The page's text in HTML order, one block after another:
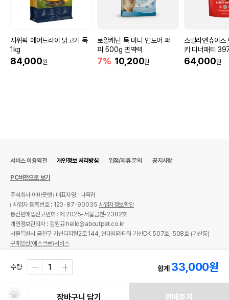
지위픽 에어드라이 닭고기 독
1kg
84,000원
로얄캐닌 독 미니 인도어 퍼
피 500g 면역력
7% 10,200원
스텔라앤츄이스
키 디너패티
64,000원
수량 합계 33,000원
장바구니 담기 판매중지
서비스 이용약관 개인정보 처리방침 입점/제휴 문의 공지사항
PC버전으로 보기
주식회사 어바웃펫
대표자명 : 나옥귀
사업자 등록번호 : 120-87-90035사업자정보확인
통신판매업신고번호 : 제 2025-서울금천-2382호
개인정보관리자 : 김원규 hello@aboutpet.co.kr
서울특별시 금천구 가산디지털2로 144, 현대테라타워 가산DK 507호, 508호 (가산동)
구매안전(에스크로)서비스